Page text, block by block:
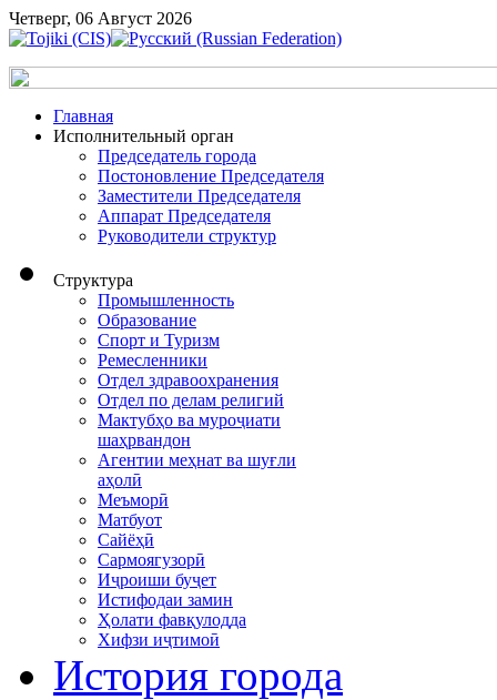
Четверг, 06 Август 2026
Главная
Исполнительный орган
Председатель города
Постоновление Председателя
Заместители Председателя
Аппарат Председателя
Руководители структур
Структура
Промышленность
Образование
Спорт и Туризм
Ремесленники
Отдел здравоохранения
Отдел по делам религий
Мактубҳо ва муроҷиати
шаҳрвандон
Агентии меҳнат ва шуғли
аҳолӣ
Меъморӣ
Матбуот
Сайёҳӣ
Сармоягузорӣ
Иҷроиши буҷет
Истифодаи замин
Ҳолати фавқулодда
Хифзи иҷтимоӣ
История города